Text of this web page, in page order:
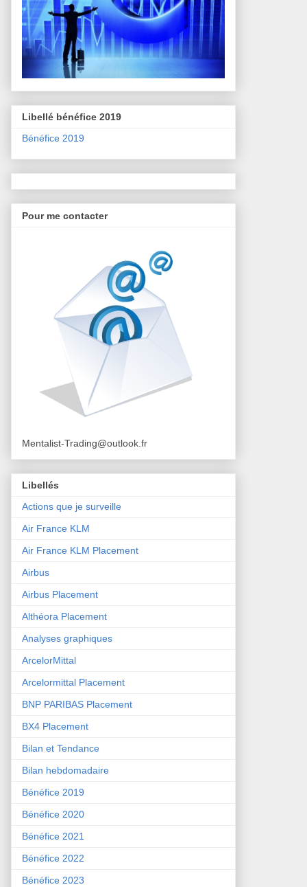
Libellé bénéfice 2019
Bénéfice 2019
Pour me contacter
Mentalist-Trading@outlook.fr
Libellés
Actions que je surveille
Air France KLM
Air France KLM Placement
Airbus
Airbus Placement
Althéora Placement
Analyses graphiques
ArcelorMittal
Arcelormittal Placement
BNP PARIBAS Placement
BX4 Placement
Bilan et Tendance
Bilan hebdomadaire
Bénéfice 2019
Bénéfice 2020
Bénéfice 2021
Bénéfice 2022
Bénéfice 2023